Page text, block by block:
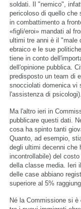
soldati. Il "nemico",
pericoloso di quello che
in combattimento a
«figli/eroi» mandati al
ultimi tre anni è il "male
ebraico e le sue
tiene in conto
dell'opinione pubblica.
predisposto un team di
snocciolati domenica vi
l'assistenza di psicologi).
Ma l'altro ieri in
pubblicare questi dati.
cosa ha spinto tanti
Quanto, ad esempio,
degli ultimi decenni che
incontrollabile) del
della classe media. Ieri
delle case abbiano
superiore al 5%
Né la Commissione si